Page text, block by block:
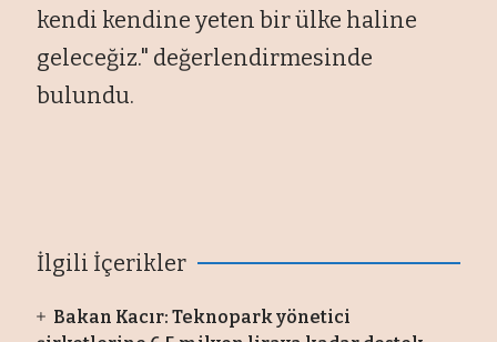
kendi kendine yeten birülke haline
geleceğiz." değerlendirmesinde
bulundu.
İlgili İçerikler
Bakan Kacır: Teknopark yönetici